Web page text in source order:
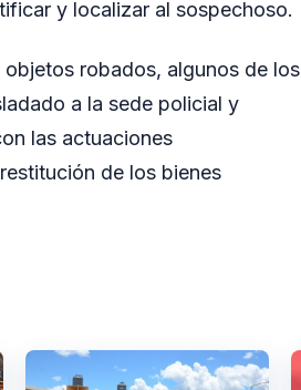
y localizar al sospechoso.
robados, algunos de los
a la sede policial y
las actuaciones
de los bienes